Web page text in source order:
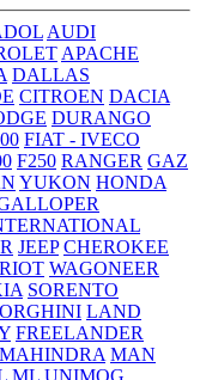
AUDI
APACHE
DALLAS
CITROEN DACIA
DURANGO
FIAT - IVECO
F250 RANGER GAZ
YUKON HONDA
JEEP CHEROKEE
WAGONEER
SORENTO
LAND
FREELANDER
MAHINDRA MAN
ML UNIMOG